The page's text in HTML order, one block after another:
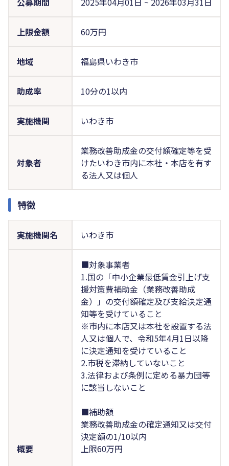
上限金額 60万円
地域 福島県いわき市
助成率 10分の1以内
実施機関 いわき市
対象者
業務改善助成金の交付額確定等を受
けたいわき市内に本社・本店を有す
る法人又は個人
特徴
実施機関名 いわき市
概要
■対象事業者
1.国の「中小企業最低賃金引上げ支
援対策費補助金（業務改善助成
金）」の交付額確定及び支給決定通
知等を受けていること
※市内に本店又は本社を設置する法
人又は個人で、令和5年4月1日以降
に決定通知を受けていること
2.市税を滞納していないこと
3.法律および条例に定める暴力団等
に該当しないこと
■補助額
業務改善助成金の確定通知又は交付
決定額の1/10以内
上限60万円